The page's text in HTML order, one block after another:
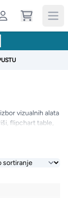
vizualnih alata
flipchart table,
i timsku
i